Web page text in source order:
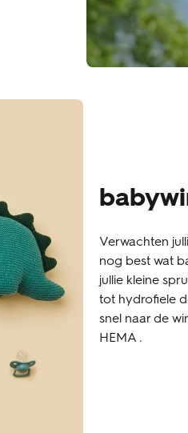
Verwachten
nog best wat
jullie kleine
tot hydrofiele
snel naar de
HEMA .